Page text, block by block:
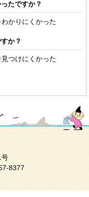
たですか？
わかりにくかった
か？
見つけにくかった
号
8377